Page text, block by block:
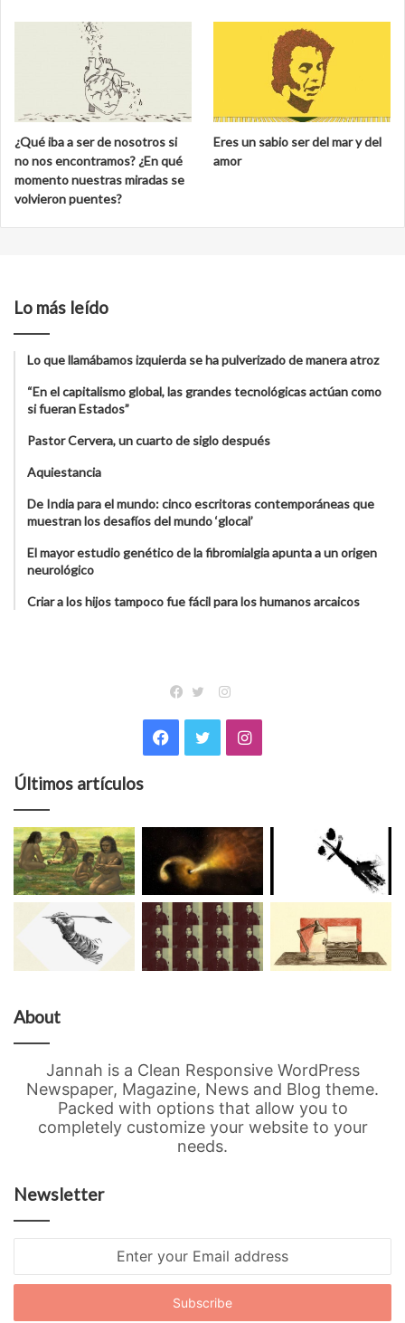
¿Qué iba a ser de nosotros si
no nos encontramos? ¿En qué
momento nuestras miradas se
volvieron puentes?
Eres un sabio ser del mar y del
amor
Lo más leído
Lo que llamábamos izquierda se ha pulverizado de manera atroz
“En el capitalismo global, las grandes tecnológicas actúan como
si fueran Estados”
Pastor Cervera, un cuarto de siglo después
Aquiestancia
De India para el mundo: cinco escritoras contemporáneas que
muestran los desafíos del mundo ‘glocal’
El mayor estudio genético de la fibromialgia apunta a un origen
neurológico
Criar a los hijos tampoco fue fácil para los humanos arcaicos
Instagram
Facebook
TwitterInstagram
Últimos artículos
About
Jannah is a Clean Responsive WordPress
Newspaper, Magazine, News and Blog theme.
Packed with options that allow you to
completely customize your website to your
needs.
Newsletter
Email